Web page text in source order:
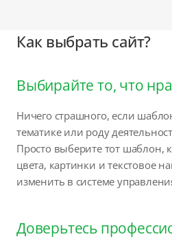
Как выбрать сайт?
Выбирайте то, что
Ничего страшного, если
тематике или роду
Просто выберите тот шаблон,
цвета, картинки и текстовое
изменить в системе
Доверьтесь